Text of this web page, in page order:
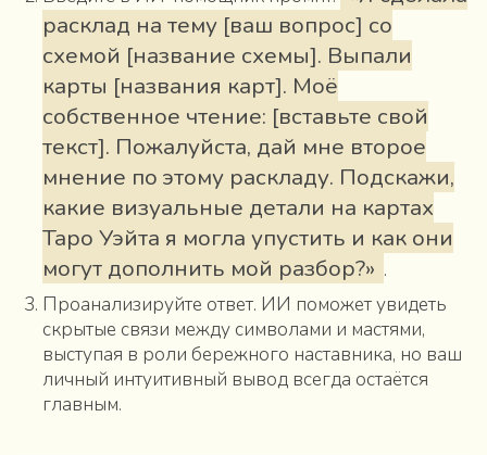
расклад на тему [ваш вопрос] со
схемой [название схемы]. Выпали
карты [названия карт]. Моё
собственное чтение: [вставьте свой
текст]. Пожалуйста, дай мне второе
мнение по этому раскладу. Подскажи,
какие визуальные детали на картах
Таро Уэйта я могла упустить и как они
могут дополнить мой разбор?» .
Проанализируйте ответ. ИИ поможет увидеть
скрытые связи между символами и мастями,
выступая в роли бережного наставника, но ваш
личный интуитивный вывод всегда остаётся
главным.